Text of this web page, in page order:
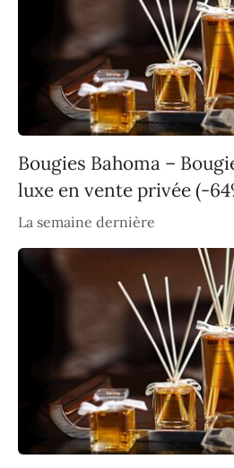
Bougies Bahoma –
luxe en vente privée (-
La semaine dernière